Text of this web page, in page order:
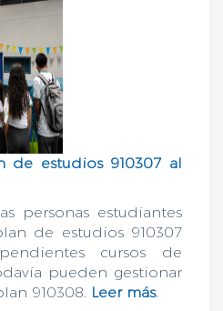
de estudios 910307 al
personas estudiantes
de estudios 910307
cursos de
pueden gestionar
910308. Leer más.